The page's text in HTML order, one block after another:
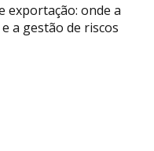
exportação: onde a
a gestão de riscos